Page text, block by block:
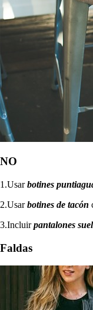
NO
1.Usarbotines
2.Usarbotines de tacón
3.Incluirpantalones
Faldas